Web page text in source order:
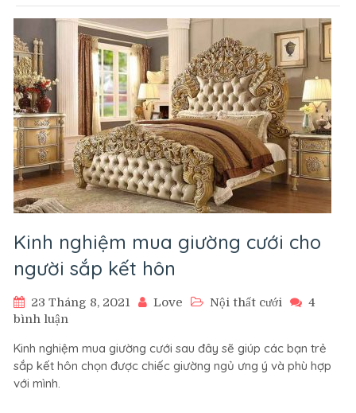
Kinh nghiệm mua giường cưới cho
người sắp kết hôn
23 Tháng 8, 2021 Love Nội thất cưới
4
bình luận
nghiệm
mua
Kinh nghiệm mua giường cưới sau đây sẽ giúp các bạn trẻ
sắp kết hôn chọn được chiếc giường ngủ ưng ý và phù hợp
với mình.